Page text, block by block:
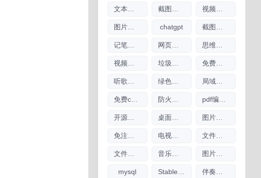
chatgpt
网页翻译
免费商用图片素材网
绿色软件 局域网工具
桌面日历 图片查看器
电视直播软件大全 文件传输软件
音乐播放器 图片编辑软件
mysql